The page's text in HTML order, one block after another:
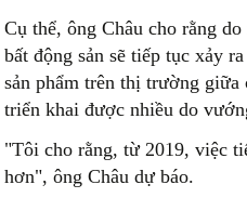
Cụ thể, ông Châu cho rằng
bất động sản sẽ tiếp tục xảy
sản phẩm trên thị trường giữa
triển khai được nhiều do
"Tôi cho rằng, từ 2019, việc
hơn", ông Châu dự báo.